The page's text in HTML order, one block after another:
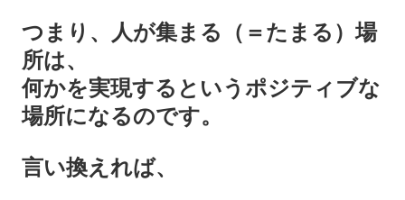
つまり、人が集まる（＝たまる）場
所は、
何かを実現するというポジティブな
場所になるのです。
言い換えれば、